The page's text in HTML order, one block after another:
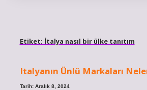
Etiket: İtalya nasıl bir ülke tanıtım
Italyanın Ünlü Markaları
Tarih: Aralık 8, 2024